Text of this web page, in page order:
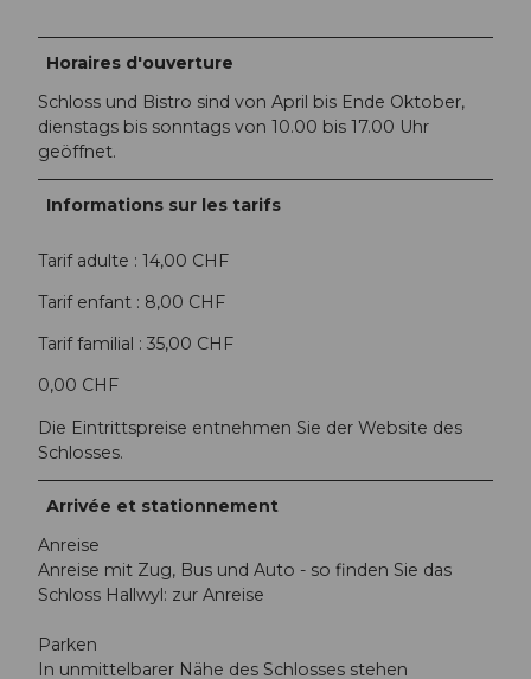
Horaires d'ouverture
Schloss und Bistro sind von April bis Ende Oktober,
dienstags bis sonntags von 10.00 bis 17.00 Uhr
geöffnet.
Informations sur les tarifs
Tarif adulte : 14,00 CHF
Tarif enfant : 8,00 CHF
Tarif familial : 35,00 CHF
0,00 CHF
Die Eintrittspreise entnehmen Sie der Website des
Schlosses.
Arrivée et stationnement
Anreise
Anreise mit Zug, Bus und Auto - so finden Sie das
Schloss Hallwyl: zur Anreise
Parken
In unmittelbarer Nähe des Schlosses stehen